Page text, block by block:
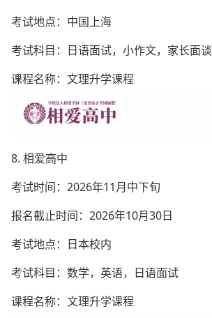
考试地点：中国上海
考试科目：日语面试，小作文，家长面谈
课程名称：文理升学课程
8. 相爱高中
考试时间：2026年11月中下旬
报名截止时间：2026年10月30日
考试地点：日本校内
考试科目：数学，英语，日语面试
课程名称：文理升学课程